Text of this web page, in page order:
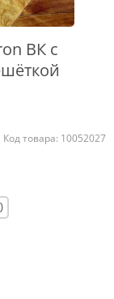
ВК с
Код товара: 10052027